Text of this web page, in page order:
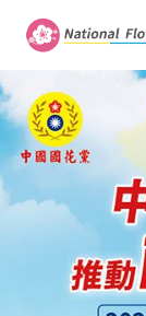
main
content